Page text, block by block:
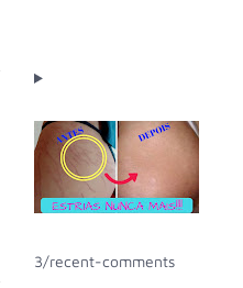
3/recent-comments